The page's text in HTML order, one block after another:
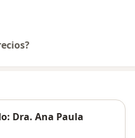
Dra. Ana Paula